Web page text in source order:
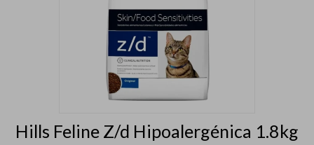
Hills Feline Z/d Hipoalergénica 1.8kg